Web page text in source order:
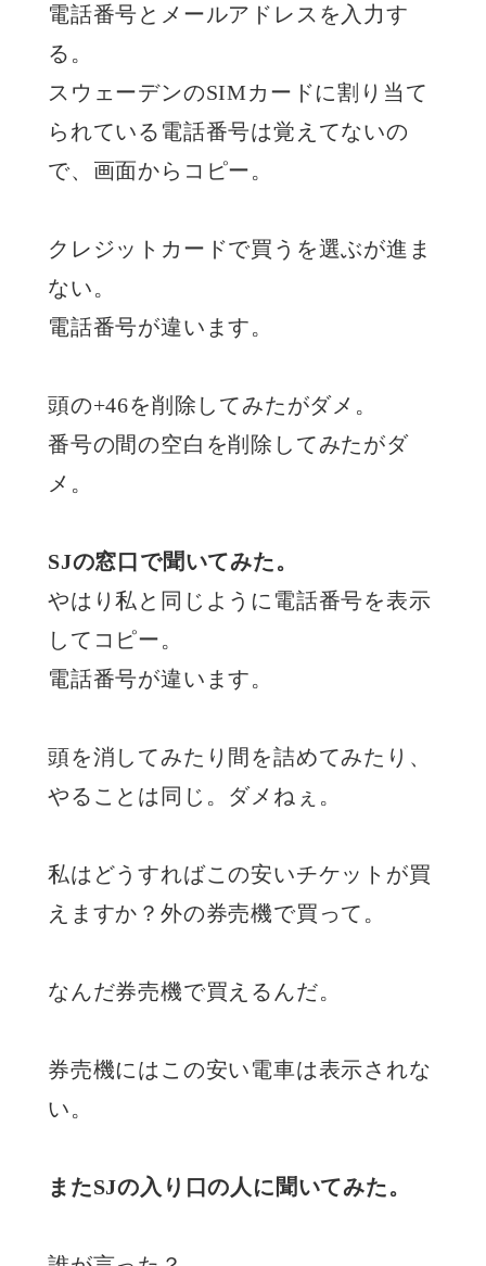
電話番号とメールアドレスを入力す
る。
スウェーデンのSIMカードに割り当て
られている電話番号は覚えてないの
で、画面からコピー。
クレジットカードで買うを選ぶが進ま
ない。
電話番号が違います。
頭の+46を削除してみたがダメ。
番号の間の空白を削除してみたがダ
メ。
SJの窓口で聞いてみた。
やはり私と同じように電話番号を表示
してコピー。
電話番号が違います。
頭を消してみたり間を詰めてみたり、
やることは同じ。ダメねぇ。
私はどうすればこの安いチケットが買
えますか？外の券売機で買って。
なんだ券売機で買えるんだ。
券売機にはこの安い電車は表示されな
い。
またSJの入り口の人に聞いてみた。